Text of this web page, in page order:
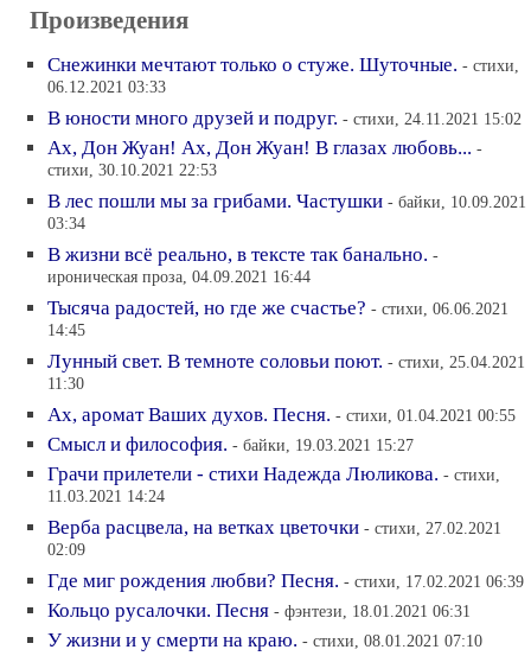
Произведения
Снежинки мечтают только о стуже. Шуточные. - стихи,
06.12.2021 03:33
В юности много друзей и подруг. - стихи, 24.11.2021 15:02
Ах, Дон Жуан! Ах, Дон Жуан! В глазах любовь... -
стихи, 30.10.2021 22:53
В лес пошли мы за грибами. Частушки - байки, 10.09.2021
03:34
В жизни всё реально, в тексте так банально. -
ироническая проза, 04.09.2021 16:44
Тысяча радостей, но где же счастье? - стихи, 06.06.2021
14:45
Лунный свет. В темноте соловьи поют. - стихи, 25.04.2021
11:30
Ах, аромат Ваших духов. Песня. - стихи, 01.04.2021 00:55
Смысл и философия. - байки, 19.03.2021 15:27
Грачи прилетели - стихи Надежда Люликова. - стихи,
11.03.2021 14:24
Верба расцвела, на ветках цветочки - стихи, 27.02.2021
02:09
Где миг рождения любви? Песня. - стихи, 17.02.2021 06:39
Кольцо русалочки. Песня - фэнтези, 18.01.2021 06:31
У жизни и у смерти на краю. - стихи, 08.01.2021 07:10